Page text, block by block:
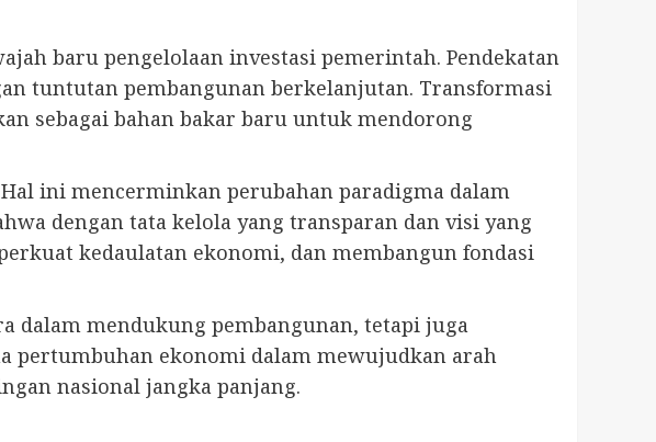
baru pengelolaan investasi pemerintah. Pendekatan
tuntutan pembangunan berkelanjutan. Transformasi
sebagai bahan bakar baru untuk mendorong
ini mencerminkan perubahan paradigma dalam
dengan tata kelola yang transparan dan visi yang
kedaulatan ekonomi, dan membangun fondasi
dalam mendukung pembangunan, tetapi juga
pertumbuhan ekonomi dalam mewujudkan arah
nasional jangka panjang.